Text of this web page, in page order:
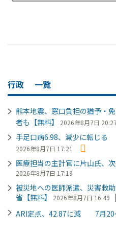
行政 一覧
熊本地震、窓口負担の猶予
者も【無料】
2026年8月7日
手足口病6.98、減少に転じ
2026年8月7日 17:21
医療担当の主計官に片山氏
2026年8月7日 17:19
被災地への医師派遣、災害
省【無料】
2026年8月7日 16:49
ARI定点、42.87に減 7月20